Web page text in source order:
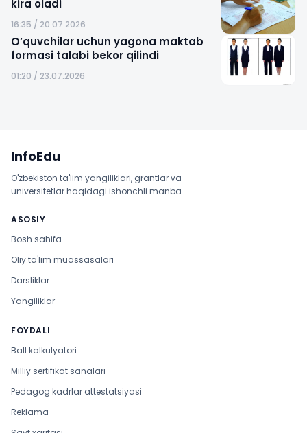
kira oladi
16:35 / 20.07.2026
O’quvchilar uchun yagona maktab
formasi talabi bekor qilindi
01:20 / 23.07.2026
InfoEdu
O'zbekiston ta'lim yangiliklari, grantlar va
universitetlar haqidagi ishonchli manba.
ASOSIY
Bosh sahifa
Oliy ta'lim muassasalari
Darsliklar
Yangiliklar
FOYDALI
Ball kalkulyatori
Milliy sertifikat sanalari
Pedagog kadrlar attestatsiyasi
Reklama